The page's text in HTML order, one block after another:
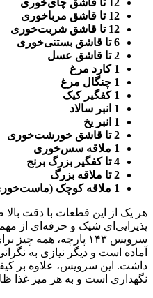
12 تا قاشق مرباخوری
12 تا قاشق شربت‌خوری
6 تا قاشق بستنی‌خوری
2 تا قاشق عسل
1 کارد مرغ
1 چنگال مرغ
1 کفگیر کیک
1 انبر سالاد
1 انبر یخ
2 تا قاشق خورشت‌خوری
1 ملاقه سس‌خوری
4 تا کفگیر بزرگ برنج
2 تا ملاقه بزرگ
1 ملاقه کوچک (ماست‌خوری)
هر یک از این قطعات با دقت بالا
پذیرایی‌ای شیک و حرفه‌ای از
سرویس ۱۴۳ پارچه،
آماده است و دیگر نیازی به
داشت. این سرویس، علاوه بر
نگهداری است و به هر میز